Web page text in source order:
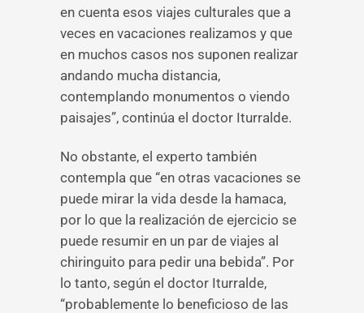
en cuenta esos viajes culturales que a
veces en vacaciones realizamos y que
en muchos casos nos suponen realizar
andando mucha distancia,
contemplando monumentos o viendo
paisajes”, continúa el doctor Iturralde.
No obstante, el experto también
contempla que “en otras vacaciones se
puede mirar la vida desde la hamaca,
por lo que la realización de ejercicio se
puede resumir en un par de viajes al
chiringuito para pedir una bebida”. Por
lo tanto, según el doctor Iturralde,
“probablemente lo beneficioso de las